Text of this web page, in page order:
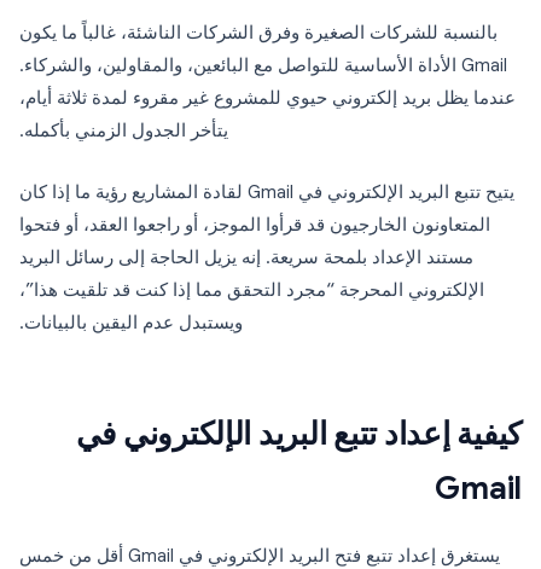
بالنسبة للشركات الصغيرة وفرق الشركات الناشئة، غالباً ما يكون
Gmail الأداة الأساسية للتواصل مع البائعين، والمقاولين، والشركاء.
عندما يظل بريد إلكتروني حيوي للمشروع غير مقروء لمدة ثلاثة أيام،
يتأخر الجدول الزمني بأكمله.
يتيح تتبع البريد الإلكتروني في Gmail لقادة المشاريع رؤية ما إذا كان
المتعاونون الخارجيون قد قرأوا الموجز، أو راجعوا العقد، أو فتحوا
مستند الإعداد بلمحة سريعة. إنه يزيل الحاجة إلى رسائل البريد
الإلكتروني المحرجة “مجرد التحقق مما إذا كنت قد تلقيت هذا”،
ويستبدل عدم اليقين بالبيانات.
كيفية إعداد تتبع البريد الإلكتروني في
Gmail
يستغرق إعداد تتبع فتح البريد الإلكتروني في Gmail أقل من خمس